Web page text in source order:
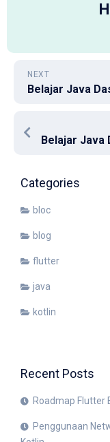
NEXT
Categories
bloc
blog
flutter
java
kotlin
Recent Posts
Roadmap Flutter
Penggunaan